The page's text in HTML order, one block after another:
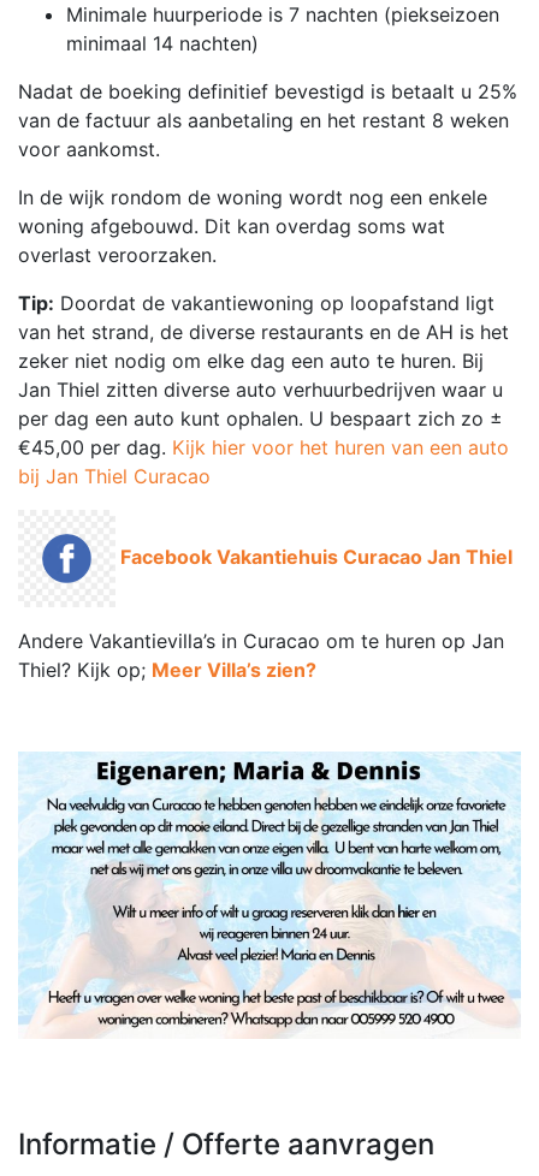
minimaal 14 nachten)
Nadat de boeking definitief bevestigd is betaalt u 25%
van de factuur als aanbetaling en het restant 8 weken
voor aankomst.
In de wijk rondom de woning wordt nog een enkele
woning afgebouwd. Dit kan overdag soms wat
overlast veroorzaken.
Tip:
Doordat de vakantiewoning op loopafstand ligt
van het strand, de diverse restaurants en de AH is het
zeker niet nodig om elke dag een auto te huren. Bij
Jan Thiel zitten diverse auto verhuurbedrijven waar u
per dag een auto kunt ophalen. U bespaart zich zo ±
€45,00 per dag. Kijk hier voor het huren van een auto
bij Jan Thiel Curacao
Facebook Vakantiehuis Curacao Jan Thiel
Andere Vakantievilla’s in Curacao om te huren op Jan
Thiel? Kijk op; Meer Villa’s zien?
Informatie / Offerte aanvragen